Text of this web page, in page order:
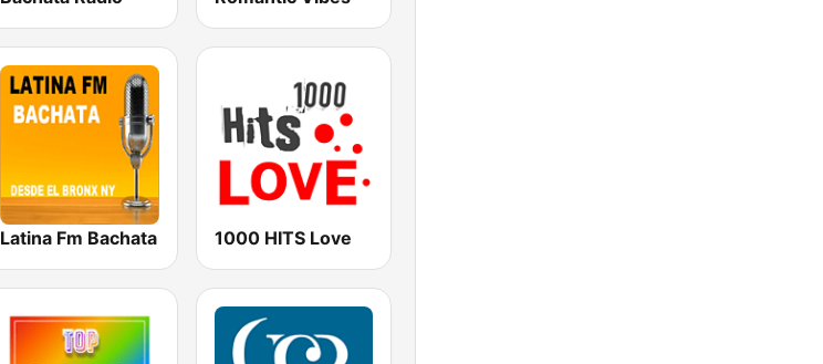
Latina Fm Bachata 1000 HITS Love